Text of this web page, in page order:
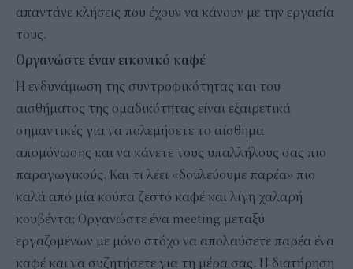
απαντάνε κλήσεις που έχουν να κάνουν με την εργασία
τους.
Οργανώστε έναν εικονικό καφέ
Η ενδυνάμωση της συντροφικότητας και του
αισθήματος της ομαδικότητας είναι εξαιρετικά
σημαντικές για να πολεμήσετε το αίσθημα
απομόνωσης και να κάνετε τους υπαλλήλους σας πιο
παραγωγικούς. Και τι λέει «δουλεύουμε παρέα» πιο
καλά από μία κούπα ζεστό καφέ και λίγη χαλαρή
κουβέντα; Οργανώστε ένα meeting μεταξύ
εργαζομένων με μόνο στόχο να απολαύσετε παρέα ένα
καφέ και να συζητήσετε για τη μέρα σας. Η διατήρηση